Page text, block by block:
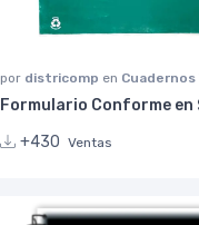
por districomp en Cuadernos
Formulario Conforme en
+430 Ventas